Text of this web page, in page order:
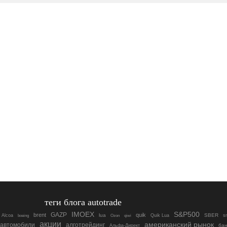
теги блога autotrade
Alcoa boeing brent GAZP IMOEX lua Ozon qiwi quik Quik Lua S&P500 SBER
автомобили акции алготрейдинг Альфа-Директ американский рынок